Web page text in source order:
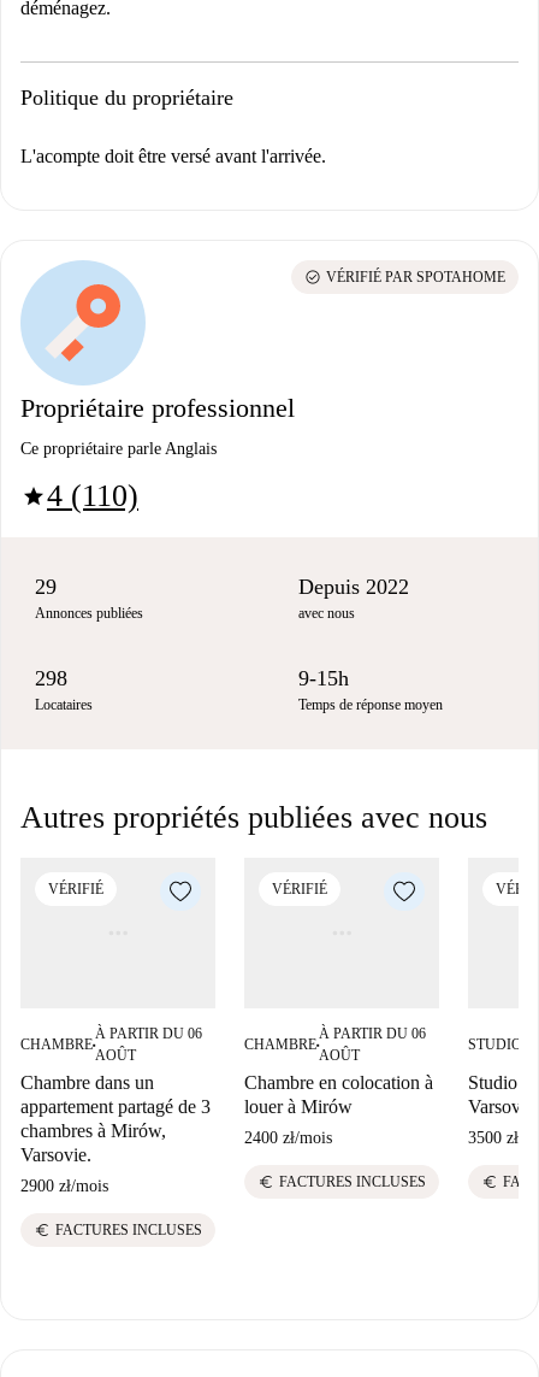
déménagez.
Politique du propriétaire
L'acompte doit être versé avant l'arrivée.
Propriétaire professionnel
Ce propriétaire parle Anglais
star4 (110)
check_circle VÉRIFIÉ PAR SPOTAHOME
29
Annonces publiées
Depuis 2022
avec nous
298
Locataires
9-15h
Temps de réponse moyen
Autres propriétés publiées avec nous
VÉRIFIÉ
CHAMBRE■
À PARTIR DU 06
AOÛT
Chambre dans un
appartement partagé de 3
chambres à Mirów,
Varsovie.
2900 zł/mois
euro FACTURES INCLUSES
VÉRIFIÉ
CHAMBRE■
À PARTIR DU 06
AOÛT
Chambre en colocation à
louer à Mirów
2400 zł/mois
euro FACTURES INCLUSES
STUDIO
Studio à
Varsovie
3500 zł
euro